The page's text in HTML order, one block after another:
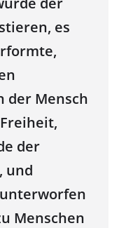
es
der Mensch
der
und
Menschen